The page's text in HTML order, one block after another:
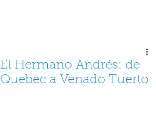
El Hermano Andrés: de
Quebec a Venado Tuerto